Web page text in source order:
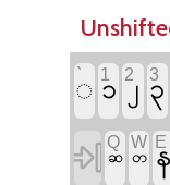
`
◌ 1၁ 2
၂ 3
၃
 Q
ဆ
W
တ
E
န